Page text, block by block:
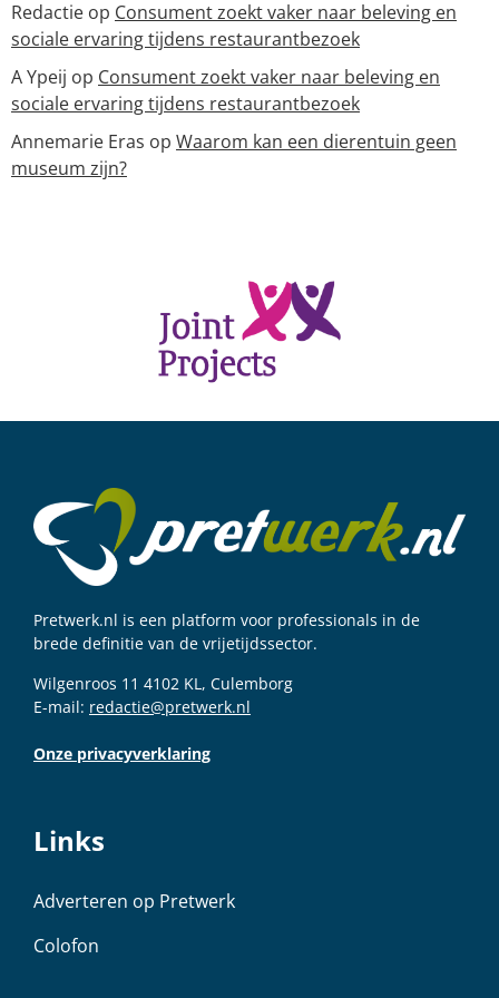
Redactie op Consument zoekt vaker naar beleving en
sociale ervaring tijdens restaurantbezoek
A Ypeij op Consument zoekt vaker naar beleving en
sociale ervaring tijdens restaurantbezoek
Annemarie Eras op Waarom kan een dierentuin geen
museum zijn?
Pretwerk.nl is een platform voor professionals in de
brede definitie van de vrijetijdssector.
Wilgenroos 11 4102 KL, Culemborg
E-mail: redactie@pretwerk.nl
Onze privacyverklaring
Links
Adverteren op Pretwerk
Colofon